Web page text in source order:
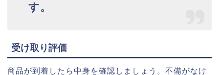
す。
受け取り評価
商品が到着したら中身を確認しましょう。不備がなけ